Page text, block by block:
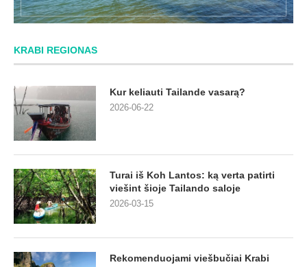
KRABI REGIONAS
Kur keliauti Tailande vasarą?
2026-06-22
Turai iš Koh Lantos: ką verta patirti
viešint šioje Tailando saloje
2026-03-15
Rekomenduojami viešbučiai Krabi